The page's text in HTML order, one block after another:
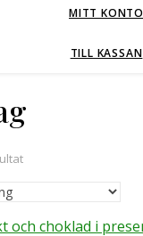
MITT KONTO
TILL KASSAN